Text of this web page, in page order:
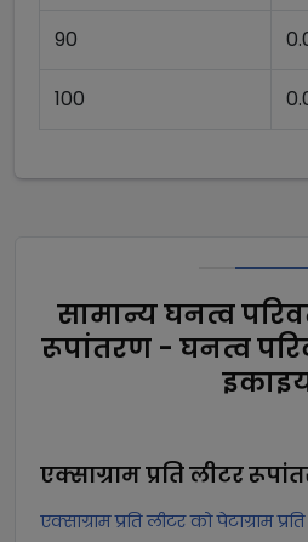
90
100
सामान्य घनत्व
रूपांतरण - घनत्व
एक्साग्राम प्रति लीटर
एक्साग्राम प्रति लीटर को पेटाग्राम